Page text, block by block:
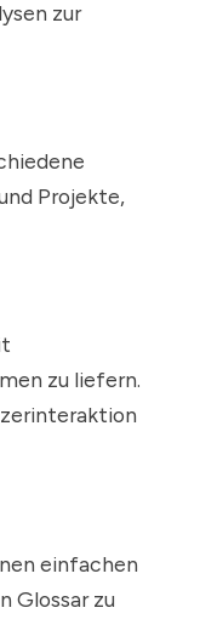
zur
Projekte,
zu liefern.
einfachen
Glossar zu